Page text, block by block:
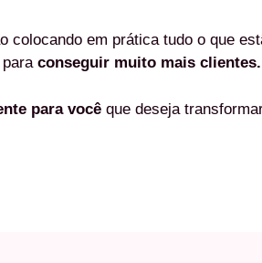
colocando em prática tudo o que
conseguir muito mais clientes.
para você que deseja